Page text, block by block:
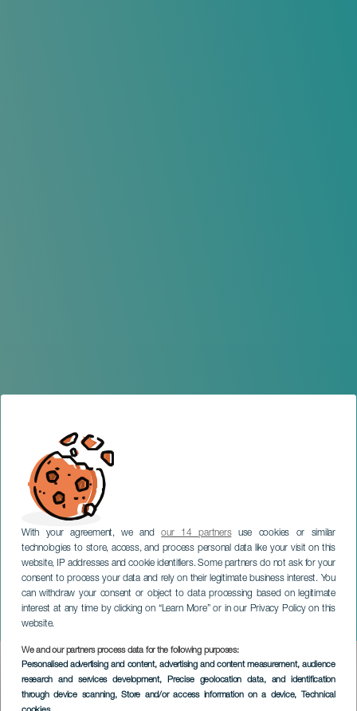
With your agreement, we andour 14 partnersuse cookies or similar
technologies to store, access, and process personal data like your visit on this
website, IP addresses and cookie identifiers. Some partners do not ask for your
consent to process your data and rely on their legitimate business interest. You
can withdraw your consent or object to data processing based on legitimate
interest at any time by clicking on “Learn More” or in our Privacy Policy on this
website.
We and our partners process data for the following purposes:
Personalised advertising and content, advertising and content measurement, audience
research and services development, Precise geolocation data, and identification
through device scanning, Store and/or access information on a device, Technical
Fiestas de San Rafael
GRAN CANARIA
Imagen
Listado